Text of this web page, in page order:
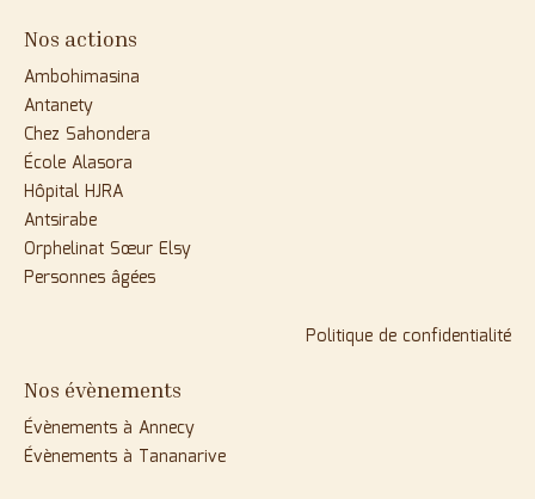
Nos actions
Ambohimasina
Antanety
Chez Sahondera
École Alasora
Hôpital HJRA
Antsirabe
Orphelinat Sœur Elsy
Personnes âgées
Politique de confidentialité
Nos évènements
Évènements à Annecy
Évènements à Tananarive